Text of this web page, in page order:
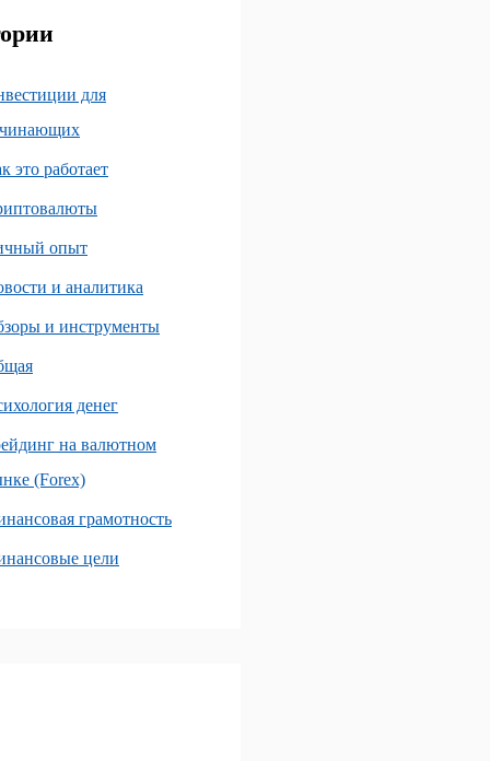
для
это работает
опыт
и аналитика
и инструменты
денег
на валютном
(Forex)
грамотность
цели